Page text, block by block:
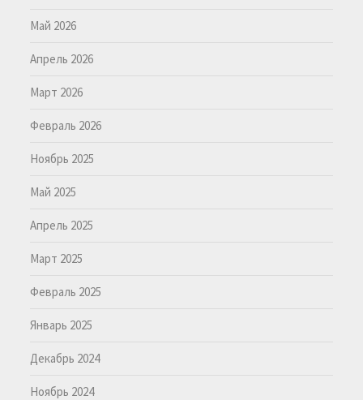
Май 2026
Апрель 2026
Март 2026
Февраль 2026
Ноябрь 2025
Май 2025
Апрель 2025
Март 2025
Февраль 2025
Январь 2025
Декабрь 2024
Ноябрь 2024